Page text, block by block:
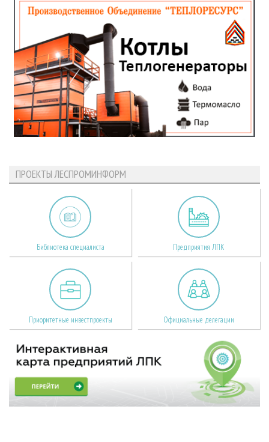
ПРОЕКТЫ ЛЕСПРОМИНФОРМ
Библиотека специалиста Предприятия ЛПК
Приоритетные инвестпроекты Официальные делегации